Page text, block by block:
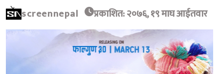
screennepal प्रकाशित: २०७६, १९ माघ आईतवार